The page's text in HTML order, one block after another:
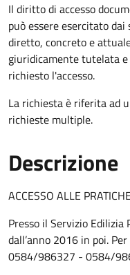
Il diritto di accesso
può essere esercitato
diretto, concreto e
giuridicamente tutelata
richiesto l'accesso.
La richiesta è riferita ad
richieste multiple.
Descrizione
ACCESSO ALLE
Presso il Servizio
dall’anno 2016 in poi.
0584/986327 - 0584/